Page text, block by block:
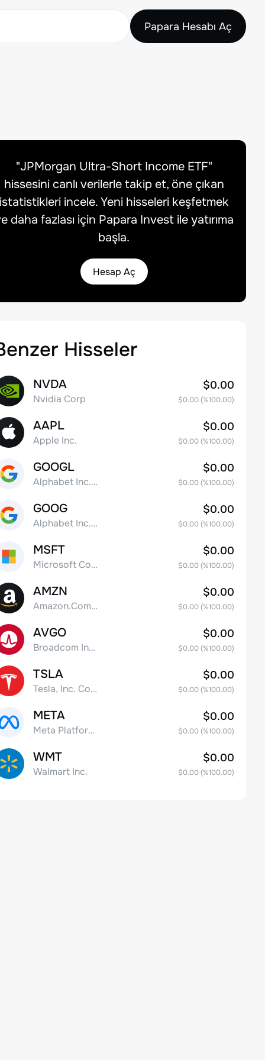
Papara Hesabı Aç
"JPMorgan Ultra-Short Income ETF"
hissesini canlı verilerle takip et, öne çıkan
incele. Yeni hisseleri keşfetmek
daha fazlası için Papara Invest ile yatırıma
başla.
Hesap Aç
Hisseler
NVDA
Nvidia Corp
$0.00
$0.00(%100.00)
AAPL
Apple Inc.
$0.00
$0.00(%100.00)
GOOGL
Alphabet Inc. Class A Common Stock
$0.00
$0.00(%100.00)
GOOG
Alphabet Inc. Class C Capital Stock
$0.00
$0.00(%100.00)
MSFT
Microsoft Corp
$0.00
$0.00(%100.00)
AMZN
Amazon.Com Inc
$0.00
$0.00(%100.00)
AVGO
Broadcom Inc. Common Stock
$0.00
$0.00(%100.00)
TSLA
Tesla, Inc. Common Stock
$0.00
$0.00(%100.00)
META
Meta Platforms, Inc. Class A Common Stock
$0.00
$0.00(%100.00)
WMT
Walmart Inc.
$0.00
$0.00(%100.00)